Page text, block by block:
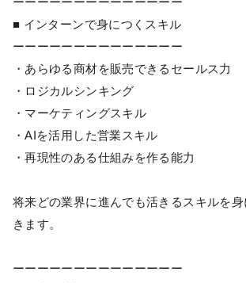
■ インターンで身につくスキル
ーーーーーーーーーーーーーー
・あらゆる商材を販売できるセールス力
・ロジカルシンキング
・マーケティングスキル
・AIを活用した営業スキル
・再現性のある仕組みを作る能力
将来どの業界に進んでも活きるスキルを
きます。
ーーーーーーーーーーーーーー